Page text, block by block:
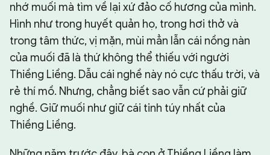
nhớ muối mà tìm về lại xứ đảo cố hương của mình.
Hình như trong huyết quản họ, trong hơi thở và
trong tâm thức, vị mặn, mùi mẳn lẫn cái nồng nàn
của muối đã là thứ không thể thiếu với người
Thiềng Liềng. Dẫu cái nghề này nó cực thấu trời, và
rẻ thí mồ. Nhưng, chẳng biết sao vẫn cứ phải giữ
nghề. Giữ muối như giữ cái tinh túy nhất của
Thiềng Liềng.